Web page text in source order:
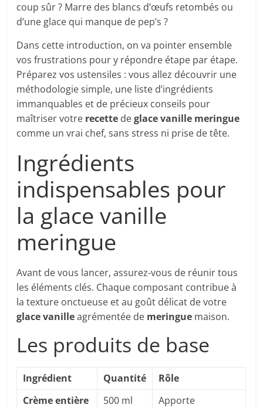
coup sûr ? Marre des blancs d’œufs retombés ou
d’une glace qui manque de pep’s ?
Dans cette introduction, on va pointer ensemble
vos frustrations pour y répondre étape par étape.
Préparez vos ustensiles : vous allez découvrir une
méthodologie simple, une liste d’ingrédients
immanquables et de précieux conseils pour
maîtriser votre recette deglace vanille meringue
comme un vrai chef, sans stress ni prise de tête.
Ingrédients
indispensables pour
la glace vanille
meringue
Avant de vous lancer, assurez-vous de réunir tous
les éléments clés. Chaque composant contribue à
la texture onctueuse et au goût délicat de votre
glace vanilleagrémentée de meringue maison.
Les produits de base
Ingrédient Quantité
Rôle
Crème entière
500 ml
Apporte